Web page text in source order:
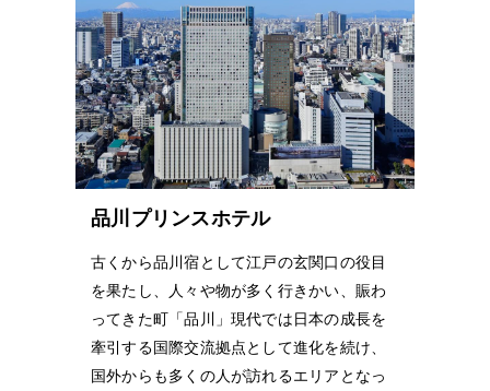
品川プリンスホテル
古くから品川宿として江戸の玄関口の役目
を果たし、人々や物が多く行きかい、賑わ
ってきた町「品川」現代では日本の成長を
牽引する国際交流拠点として進化を続け、
国外からも多くの人が訪れるエリアとなっ